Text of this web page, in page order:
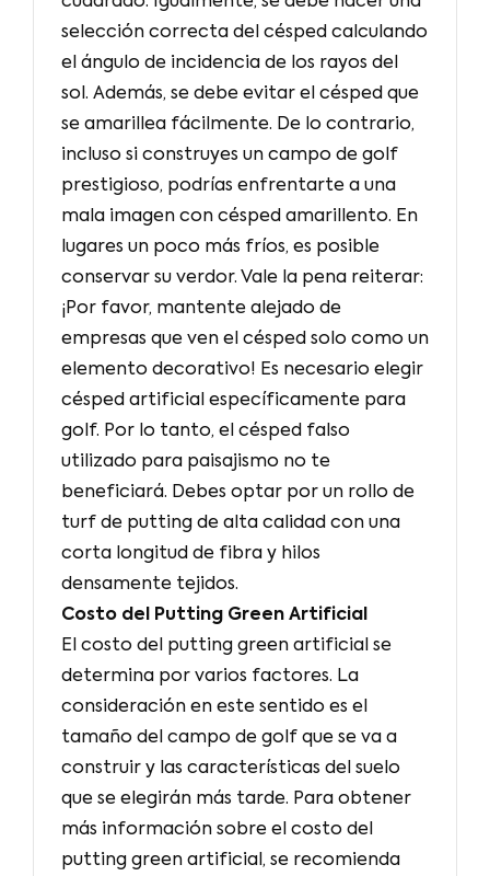
selección correcta del césped calculando
el ángulo de incidencia de los rayos del
sol. Además, se debe evitar el césped que
se amarillea fácilmente. De lo contrario,
incluso si construyes un campo de golf
prestigioso, podrías enfrentarte a una
mala imagen con césped amarillento. En
lugares un poco más fríos, es posible
conservar su verdor. Vale la pena reiterar:
¡Por favor, mantente alejado de
empresas que ven el césped solo como un
elemento decorativo! Es necesario elegir
césped artificial específicamente para
golf. Por lo tanto, el césped falso
utilizado para paisajismo no te
beneficiará. Debes optar por un rollo de
turf de putting de alta calidad con una
corta longitud de fibra y hilos
densamente tejidos.
Costo del Putting Green Artificial
El costo del putting green artificial se
determina por varios factores. La
consideración en este sentido es el
tamaño del campo de golf que se va a
construir y las características del suelo
que se elegirán más tarde. Para obtener
más información sobre el costo del
putting green artificial, se recomienda